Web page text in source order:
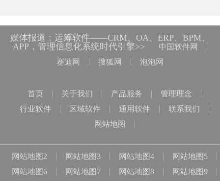
媒体报道：运筹软件——CRM、OA、ERP、BPM、
APP，管理信息化系统时代引擎>>
中国软件网
赛迪网
搜狐网 泡泡网
首页 关于我们 产品服务
管理理念
行业软件
区域软件 通用软件
联系我们
网站地图
网站地图2 网站地图3 网站地图4
网站地图5
网站地图6
网站地图7 网站地图8
网站地图9